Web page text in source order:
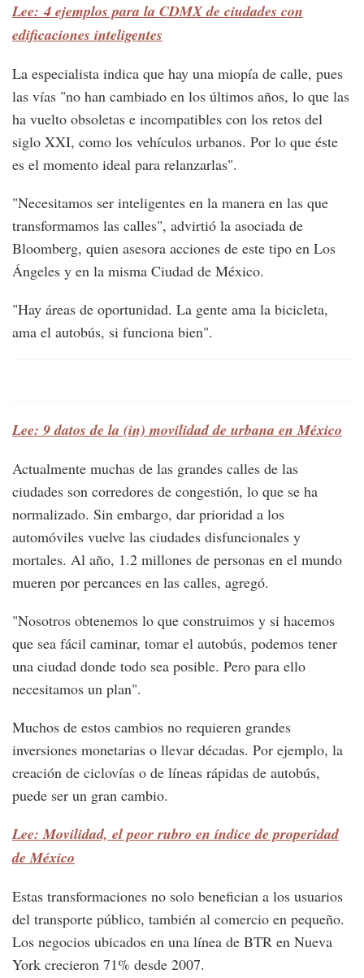
Lee: 4 ejemplos para la CDMX de ciudades con
edificaciones inteligentes
La especialista indica que hay una miopía de calle, pues
las vías "no han cambiado en los últimos años, lo que las
ha vuelto obsoletas e incompatibles con los retos del
siglo XXI, como los vehículos urbanos. Por lo que éste
es el momento ideal para relanzarlas".
"Necesitamos ser inteligentes en la manera en las que
transformamos las calles", advirtió la asociada de
Bloomberg, quien asesora acciones de este tipo en Los
Ángeles y en la misma Ciudad de México.
"Hay áreas de oportunidad. La gente ama la bicicleta,
ama el autobús, si funciona bien".
Lee: 9 datos de la (in) movilidad de urbana en México
Actualmente muchas de las grandes calles de las
ciudades son corredores de congestión, lo que se ha
normalizado. Sin embargo, dar prioridad a los
automóviles vuelve las ciudades disfuncionales y
mortales. Al año, 1.2 millones de personas en el mundo
mueren por percances en las calles, agregó.
"Nosotros obtenemos lo que construimos y si hacemos
que sea fácil caminar, tomar el autobús, podemos tener
una ciudad donde todo sea posible. Pero para ello
necesitamos un plan".
Muchos de estos cambios no requieren grandes
inversiones monetarias o llevar décadas. Por ejemplo, la
creación de ciclovías o de líneas rápidas de autobús,
puede ser un gran cambio.
Lee: Movilidad, el peor rubro en índice de properidad
de México
Estas transformaciones no solo benefician a los usuarios
del transporte público, también al comercio en pequeño.
Los negocios ubicados en una línea de BTR en Nueva
York crecieron 71% desde 2007.